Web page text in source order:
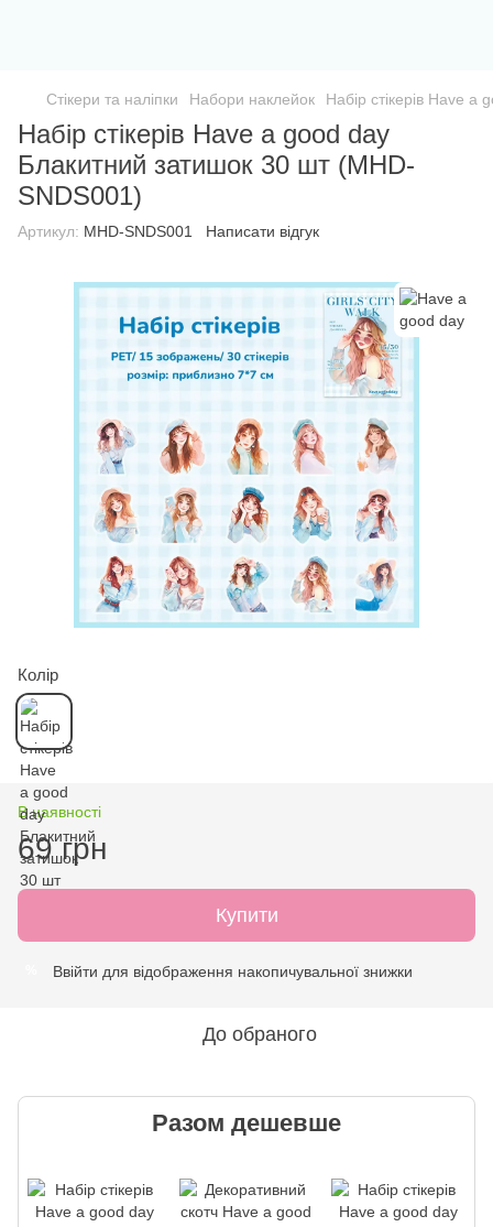
Стікери та наліпки Набори наклейок Набір стікерів Have
Набір стікерів Have a good day
Блакитний затишок 30 шт (MHD-
SNDS001)
Артикул: MHD-SNDS001 Написати відгук
Колір
В наявності
69 грн
Купити
Ввійти для відображення накопичувальної знижки
До обраного
Разом дешевше